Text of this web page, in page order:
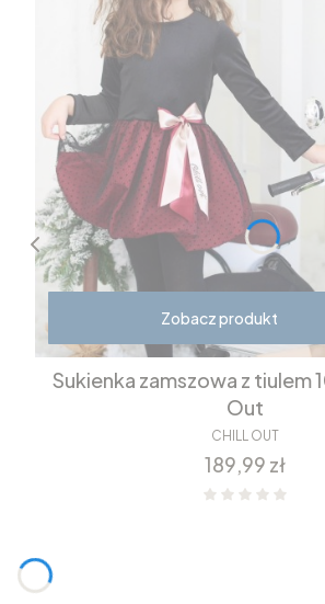
Zobacz produkt
Sukienka zamszowa z tiulem
Out
CHILL OUT
Cena
189,99 zł